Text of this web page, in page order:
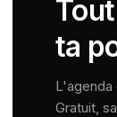
ta
L'agenda
Gratuit,